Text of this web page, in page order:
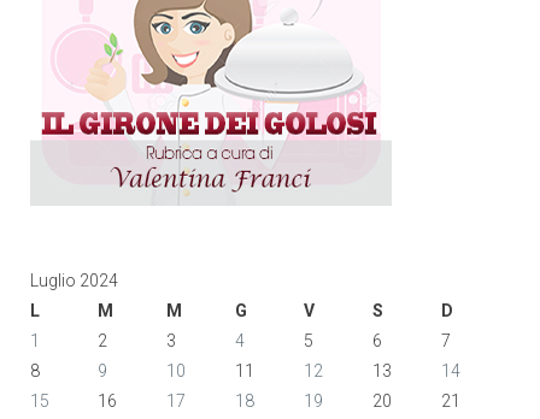
Luglio 2024
L
M M G V S
D
1
2 3 4 5 6
7
8
9 10 11 12 13
14
15
16 17 18 19 20
21